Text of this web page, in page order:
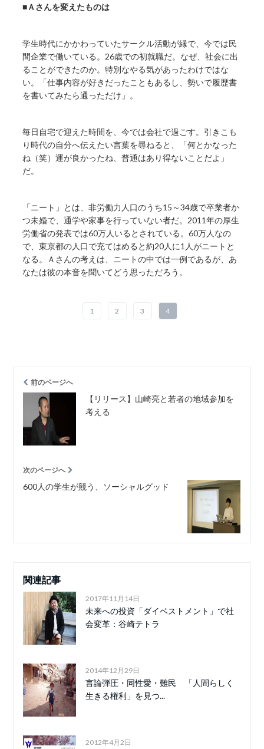
■Ａさんを変えたものは
学生時代にかかわっていたサークル活動が縁で、今では民
間企業で働いている。26歳での初就職だ。なぜ、社会に出
ることができたのか。特別なやる気があったわけではな
い。「仕事内容が好きだったこともあるし、勢いで履歴書
を書いてみたら通っただけ」。
毎日自宅で迎えた時間を、今では会社で過ごす。引きこも
り時代の自分へ伝えたい言葉を尋ねると、「何とかなった
ね（笑）運が良かったね、普通はあり得ないことだよ」
だ。
「ニート」とは、非労働力人口のうち15～34歳で卒業者か
つ未婚で、通学や家事を行っていない者だ。2011年の厚生
労働省の発表では60万人いるとされている。60万人なの
で、東京都の人口で充てはめると約20人に1人がニートと
なる。Ａさんの考えは、ニートの中では一例であるが、あ
なたは彼の本音を聞いてどう思っただろう。
1 2 3 4
前のページへ
【リリース】山崎亮と若者の地域参加を
考える
次のページへ
600人の学生が競う、ソーシャルグッド
関連記事
2017年11月14日
未来への投資「ダイベストメント」で社
会変革：谷崎テトラ
2014年12月29日
言論弾圧・同性愛・難民 「人間らしく
生きる権利」を見つ...
2012年4月2日